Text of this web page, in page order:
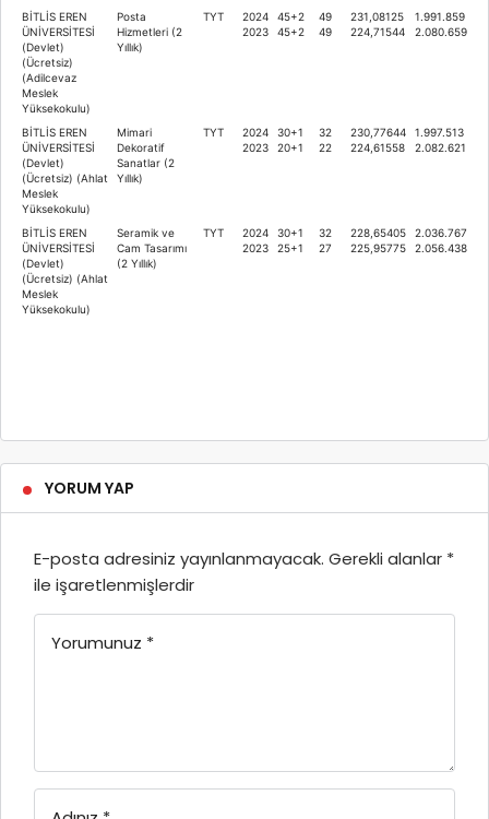
BİTLİS EREN
ÜNİVERSİTESİ
(Devlet)
(Ücretsiz)
(Adilcevaz
Meslek
Yüksekokulu)
Posta
Hizmetleri (2
Yıllık)
TYT
2024
2023
45+2
45+2
49
49
231,08125
224,71544
1.991.859
2.080.659
BİTLİS EREN
ÜNİVERSİTESİ
(Devlet)
(Ücretsiz) (Ahlat
Meslek
Yüksekokulu)
Mimari
Dekoratif
Sanatlar (2
Yıllık)
TYT
2024
2023
30+1
20+1
32
22
230,77644
224,61558
1.997.513
2.082.621
BİTLİS EREN
ÜNİVERSİTESİ
(Devlet)
(Ücretsiz) (Ahlat
Meslek
Yüksekokulu)
Seramik ve
Cam Tasarımı
(2 Yıllık)
TYT
2024
2023
30+1
25+1
32
27
228,65405
225,95775
2.036.767
2.056.438
YORUM YAP
E-posta adresiniz yayınlanmayacak. Gerekli alanlar *
ile işaretlenmişlerdir
Yorumunuz *